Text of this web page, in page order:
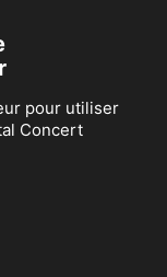
pour utiliser
Concert